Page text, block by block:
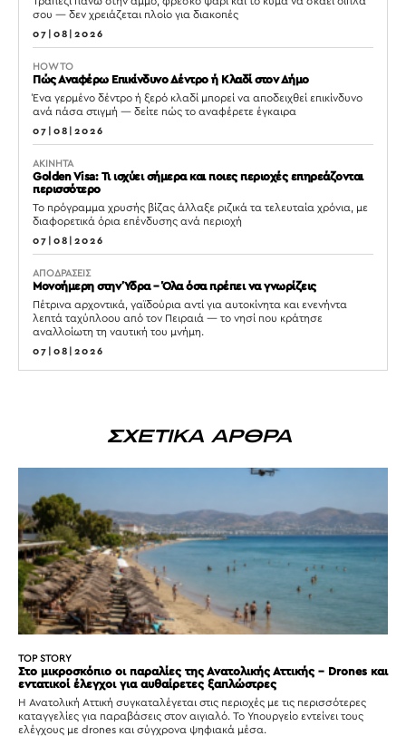
σου — δεν χρειάζεται πλοίο για διακοπές
07|08|2026
HOW TO
Πώς Αναφέρω Επικίνδυνο Δέντρο ή Κλαδί στον Δήμο
Ένα γερμένο δέντρο ή ξερό κλαδί μπορεί να αποδειχθεί επικίνδυνο
ανά πάσα στιγμή — δείτε πώς το αναφέρετε έγκαιρα
07|08|2026
ΑΚΙΝΗΤΑ
Golden Visa: Τι ισχύει σήμερα και ποιες περιοχές επηρεάζονται
περισσότερο
Το πρόγραμμα χρυσής βίζας άλλαξε ριζικά τα τελευταία χρόνια, με
διαφορετικά όρια επένδυσης ανά περιοχή
07|08|2026
ΑΠΟΔΡΑΣΕΙΣ
Μονοήμερη στην Ύδρα – Όλα όσα πρέπει να γνωρίζεις
Πέτρινα αρχοντικά, γαϊδούρια αντί για αυτοκίνητα και ενενήντα
λεπτά ταχύπλοου από τον Πειραιά — το νησί που κράτησε
αναλλοίωτη τη ναυτική του μνήμη.
07|08|2026
ΣΧΕΤΙΚΑ ΑΡΘΡΑ
TOP STORY
Στο μικροσκόπιο οι παραλίες της Ανατολικής Αττικής – Drones και
εντατικοί έλεγχοι για αυθαίρετες ξαπλώστρες
Η Ανατολική Αττική συγκαταλέγεται στις περιοχές με τις περισσότερες
καταγγελίες για παραβάσεις στον αιγιαλό. Το Υπουργείο εντείνει τους
ελέγχους με drones και σύγχρονα ψηφιακά μέσα.